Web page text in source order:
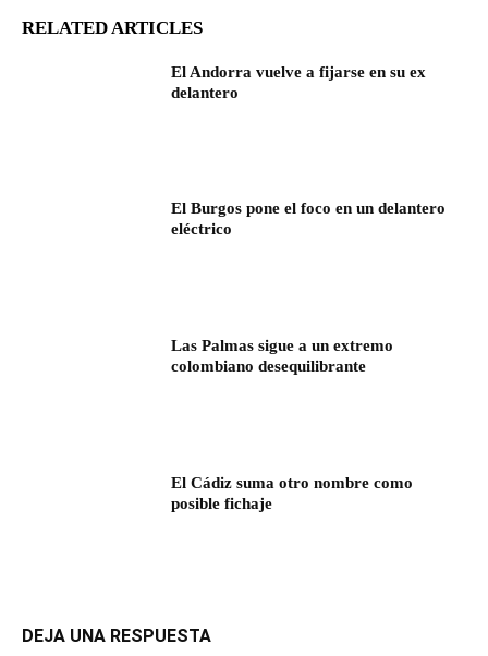
RELATED ARTICLES
El Andorra vuelve a fijarse en su ex
delantero
El Burgos pone el foco en un delantero
eléctrico
Las Palmas sigue a un extremo
colombiano desequilibrante
El Cádiz suma otro nombre como
posible fichaje
DEJA UNA RESPUESTA